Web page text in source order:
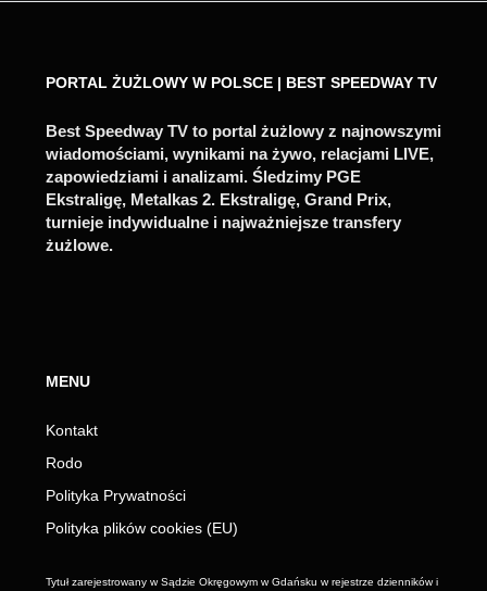
PORTAL ŻUŻLOWY W POLSCE | BEST SPEEDWAY TV
Best Speedway TV to portal żużlowy z najnowszymi
wiadomościami, wynikami na żywo, relacjami LIVE,
zapowiedziami i analizami. Śledzimy PGE
Ekstraligę, Metalkas 2. Ekstraligę, Grand Prix,
turnieje indywidualne i najważniejsze transfery
żużlowe.
MENU
Kontakt
Rodo
Polityka Prywatności
Polityka plików cookies (EU)
Tytuł zarejestrowany w Sądzie Okręgowym w Gdańsku w rejestrze dzienników i